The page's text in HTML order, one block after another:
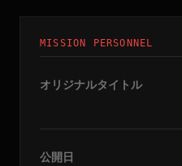
MISSION PERSONNEL
オリジナルタイトル
公開日